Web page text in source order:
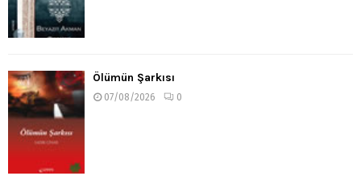
Ölümün Şarkısı
07/08/2026 0